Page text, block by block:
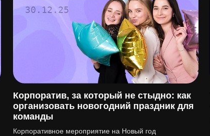
30.12.25
Корпоратив, за который не стыдно: как
организовать новогодний праздник для
команды
Корпоративное мероприятие на Новый год